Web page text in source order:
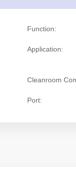
Function:
Application:
Cleanroom
Port: